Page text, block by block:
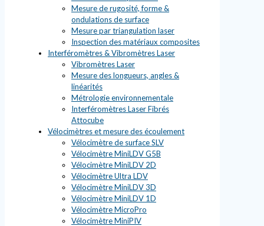
Mesure de rugosité, forme &
ondulations de surface
Mesure par triangulation laser
Inspection des matériaux composites
Interféromètres & Vibromètres Laser
Vibromètres Laser
Mesure des longueurs, angles &
linéarités
Métrologie environnementale
Interféromètres Laser Fibrés
Attocube
Vélocimètres et mesure des écoulement
Vélocimètre de surface SLV
Vélocimètre MiniLDV G5B
Vélocimètre MiniLDV 2D
Vélocimètre Ultra LDV
Vélocimètre MiniLDV 3D
Vélocimètre MiniLDV 1D
Vélocimètre MicroPro
Vélocimètre MiniPIV